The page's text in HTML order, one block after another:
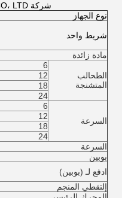
شركة BEYDE TRADING CO، LTD
نوع الجهاز
شريط واحد
مادة زائدة
الطحالب
المتشنجة
6
12
18
24
السرعة
6
12
18
24
السرعة
بوبين
ادفع لـ (بوبين)
إلتقطي المنجم